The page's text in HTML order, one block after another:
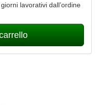
lavorativi dall’ordine